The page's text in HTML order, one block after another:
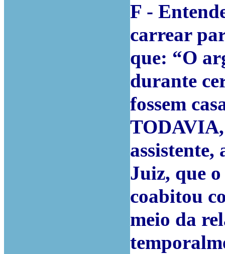
F -
carrear
que: “O
durante
fossem
Juiz, que
coabitou
meio da